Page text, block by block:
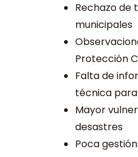
Rechazo de
municipales
Protección
Falta de
técnica
Mayor
desastres
Poca